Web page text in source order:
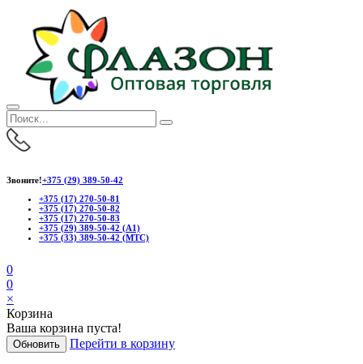
Звоните!+375 (29) 389-50-42
+375 (17) 270-50-81
+375 (17) 270-50-82
+375 (17) 270-50-83
+375 (29) 389-50-42 (А1)
+375 (33) 389-50-42 (МТС)
0
0
×
Корзина
Ваша корзина пуста!
Обновить Перейти в корзину